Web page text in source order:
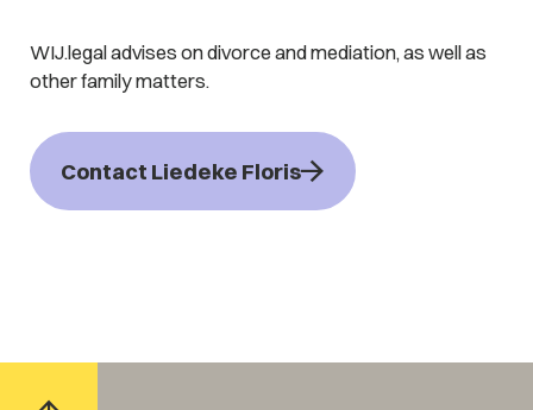
WIJ.legal advises on divorce and mediation, as well as
other family matters.
Contact Liedeke Floris